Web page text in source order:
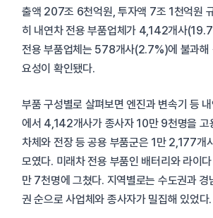
출액 207조 6천억원, 투자액 7조 1천억원
히 내연차 전용 부품업체가 4,142개사
전용 부품업체는 578개사(2.7%)에 불과해
요성이 확인됐다.
부품 구성별로 살펴보면 엔진과 변속기 등
에서 4,142개사가 종사자 10만 9천명을 고
차체와 전장 등 공용 부품군은 1만 2,177개
모였다. 미래차 전용 부품인 배터리와 라이
만 7천명에 그쳤다. 지역별로는 수도권과 경
권 순으로 사업체와 종사자가 밀집해 있었다.